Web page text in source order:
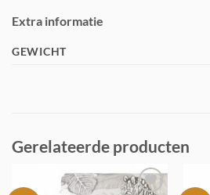
Extra informatie
GEWICHT
Gerelateerde producten